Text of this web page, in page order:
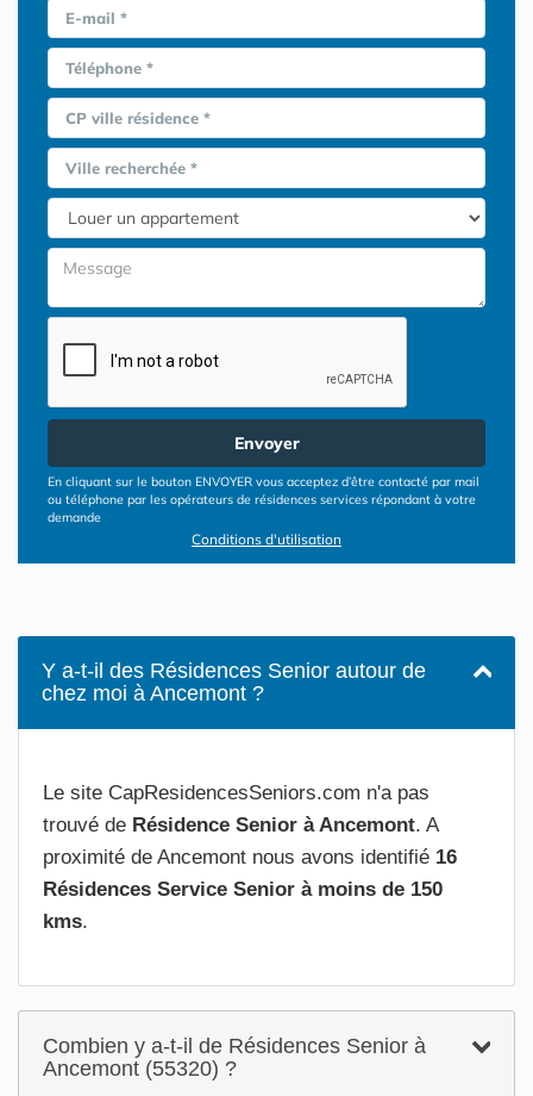
E-mail *
Téléphone *
CP ville résidence *
Ville recherchée *
Envoyer
En cliquant sur le bouton ENVOYER vous acceptez d’être contacté par mail
ou téléphone par les opérateurs de résidences services répondant à votre
demande
Conditions d'utilisation
Y a-t-il des Résidences Senior autour de
chez moi à Ancemont ?
Le site CapResidencesSeniors.com n'a pas
trouvé de Résidence Senior à Ancemont. A
proximité de Ancemont nous avons identifié 16
Résidences Service Senior à moins de 150
kms.
Combien y a-t-il de Résidences Senior à
Ancemont (55320) ?